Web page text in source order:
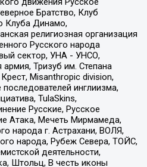
Братство, Клуб
Клуба Динамо,
религиозная организация
Русского народа
сектор, УНА - УНСО,
армия, Тризуб им. Степана
Misanthropic division,
инглиизма,
TulaSkins,
Русские, Русское
Атака, Мечеть Мирмамеда,
народа г. Астрахани, ВОЛЯ,
народа, Рубеж Севера, ТОЙС,
деятельности,
Штольц, В честь иконы